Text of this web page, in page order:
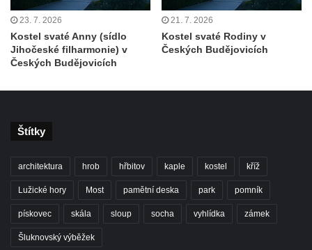
Hřbitovní kaple v Šumburku nad Desnou –
Tanvaldu
Kostel svatého Františka z Assisi v Tanvaldu
Křečanech
Úněticích
23. 7. 2026
Kostel svaté Anny (sídlo
Jihočeské filharmonie) v
Českých Budějovicích
21. 7. 2026
Kostel svaté Rodiny v
Českých Budějovicích
Štítky
architektura hrob hřbitov kaple kostel kříž
Lužické hory Most pamětní deska park pomník
pískovec skála sloup socha vyhlídka zámek
Šluknovský výběžek